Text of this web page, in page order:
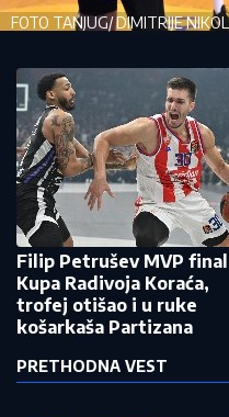
FOTO TANJUG/ DIMITRIJE
Filip Petrušev MVP
Kupa Radivoja Koraća,
trofej otišao i u ruke
košarkaša Partizana
PRETHODNA VEST